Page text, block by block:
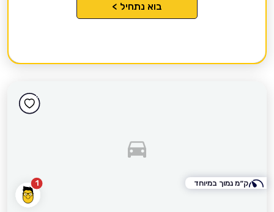
בוא נתחיל >
1 ק״מ נמוך במיוחד